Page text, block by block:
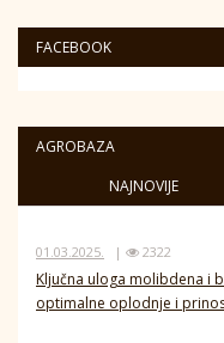
FACEBOOK
AGROBAZA
NAJNOVIJE
01.03.2025. | 2322
Ključna uloga molibdena i
optimalne oplodnje i